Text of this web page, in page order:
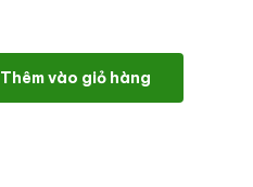
- Furniture and Interior
Thêm vào giỏ hàng